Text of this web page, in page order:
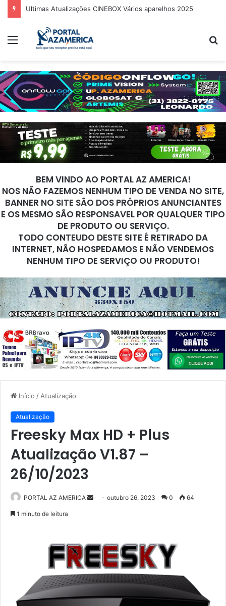
Guia Oficial de Recuperação do LED Vermelho
BEM VINDO AO PORTAL AZ AMERICA!
NOS NÃO FAZEMOS NENHUM TIPO DE VENDA NO SITE,
BANNER NO SITE SÃO DOS PRÓPRIOS ANUNCIANTES
E OS MESMO SÃO RESPONSAVEL POR QUALQUER TIPO
DE PRODUTO OU SERVIÇO.
TODO CONTEUDO DESTE SITE É RETIRADO DA
INTERNET, NÃO HOSPEDAMOS E NÃO VENDEMOS
NENHUM TIPO DE SERVIÇO OU PRODUTO!
Início / Atualização
Atualização
Freesky Max HD + Plus
Atualização V1.87 –
26/10/2023
PORTAL AZ AMERICA
e
u
m
e
-
outubro 26, 2023 0 64
1 minuto de leitura